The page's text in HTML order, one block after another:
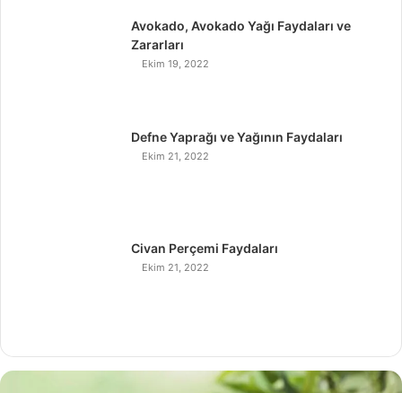
Avokado, Avokado Yağı Faydaları ve
Zararları
Ekim 19, 2022
Defne Yaprağı ve Yağının Faydaları
Ekim 21, 2022
Civan Perçemi Faydaları
Ekim 21, 2022
H